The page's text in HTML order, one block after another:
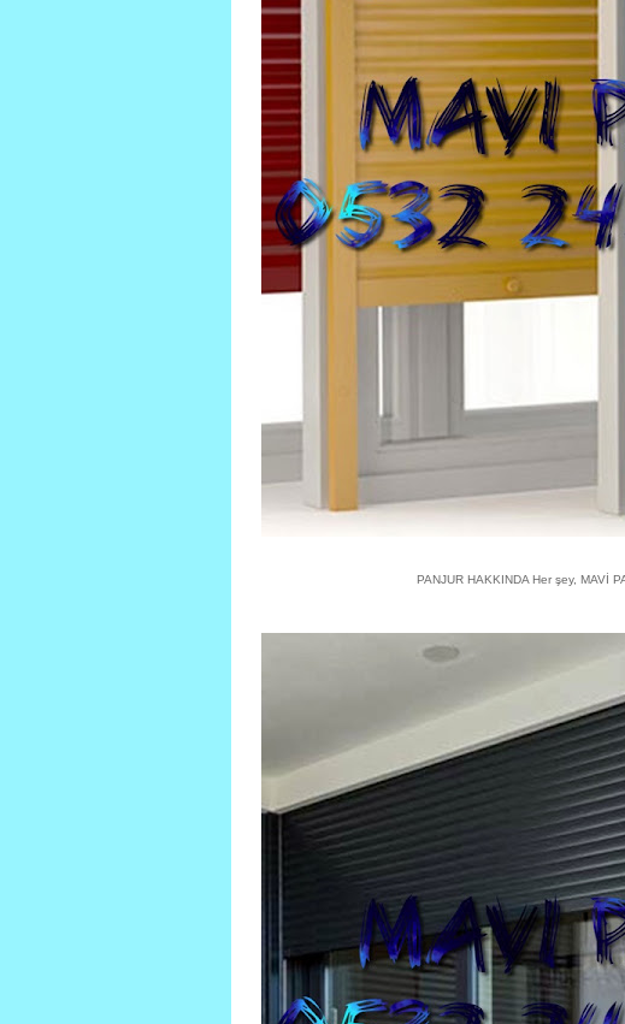
PANJUR HAKKINDA Her şey, MAVİ